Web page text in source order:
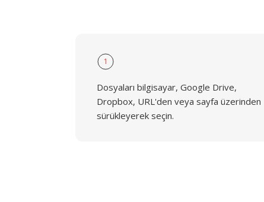
1
Dosyaları bilgisayar, Google Drive,
Dropbox, URL'den veya sayfa üzerinden
sürükleyerek seçin.